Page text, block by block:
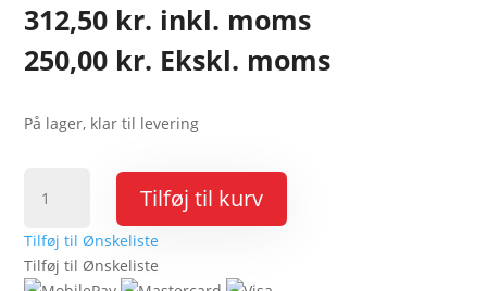
312,50 kr. inkl. moms
250,00 kr. Ekskl. moms
På lager, klar til levering
Kodehængelås
160/50
med
høj
bøjle
Tilføj til kurv
Tilføj til Ønskeliste
Tilføj til Ønskeliste